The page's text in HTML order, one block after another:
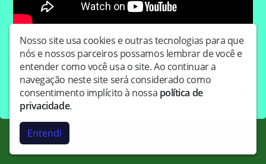
Compartilhe:
Copyright © Radiostereolife - Todos os direitos
reservados.
Nosso site usa cookies e outras tecnologias para que
nós e nossos parceiros possamos lembrar de você e
entender como você usa o site. Ao continuar a
navegação neste site será considerado como
consentimento implícito à nossa política de
privacidade.
Entendi